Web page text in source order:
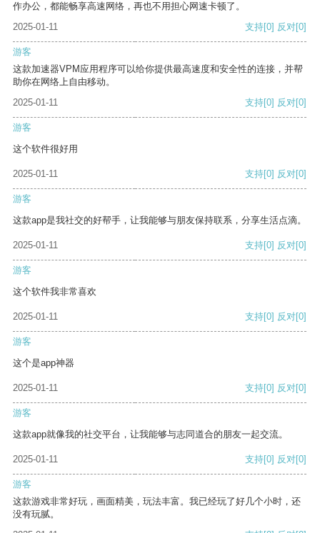
作办公，都能畅享高速网络，再也不用担心网速卡顿了。
2025-01-11
支持[0] 反对[0]
游客
这款加速器VPM应用程序可以给你提供最高速度和安全性的连接，并帮
助你在网络上自由移动。
2025-01-11
支持[0] 反对[0]
游客
这个软件很好用
2025-01-11 支持[0] 反对[0]
游客
这款app是我社交的好帮手，让我能够与朋友保持联系，分享生活点滴。
2025-01-11 支持[0] 反对[0]
游客
这个软件我非常喜欢
2025-01-11 支持[0] 反对[0]
游客
这个是app神器
2025-01-11 支持[0] 反对[0]
游客
这款app就像我的社交平台，让我能够与志同道合的朋友一起交流。
2025-01-11 支持[0] 反对[0]
游客
这款游戏非常好玩，画面精美，玩法丰富。我已经玩了好几个小时，还
没有玩腻。